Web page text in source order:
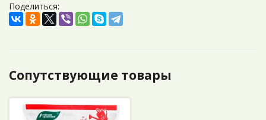
Поделиться:
Сопутствующие товары